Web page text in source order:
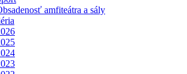
amfiteátra a sály